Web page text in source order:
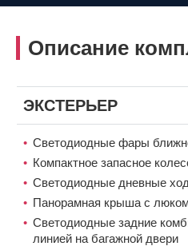
Описание
ЭКСТЕРЬЕР
Светодиодные фары
Компактное запасное
Светодиодные дневные
Панорамная крыша с
Светодиодные задние
линией на багажной двери